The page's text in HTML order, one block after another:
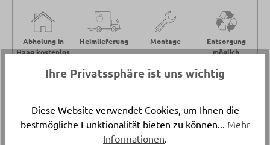
Abholung in
Haag kostenlos
Heimlieferung Montage
Entsorgung
möglich
Details
Ihre Privatssphäre ist uns wichtig
Diese Website verwendet Cookies, um Ihnen die
bestmögliche Funktionalität bieten zu können... Mehr
Informationen